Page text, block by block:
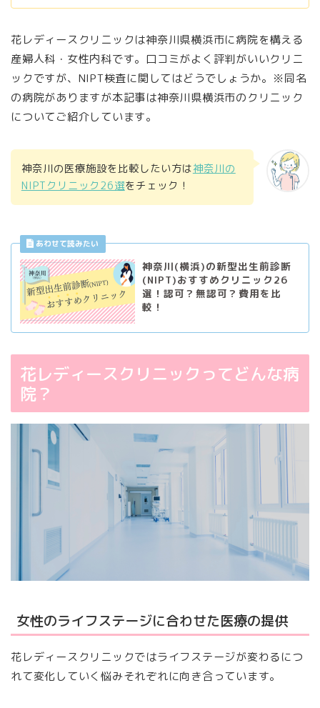
花レディースクリニックは神奈川県横浜市に病院を構える
産婦人科・女性内科です。口コミがよく評判がいいクリニ
ックですが、NIPT検査に関してはどうでしょうか。※同名
の病院がありますが本記事は神奈川県横浜市のクリニック
についてご紹介しています。
神奈川の医療施設を比較したい方は神奈川の
NIPTクリニック26選をチェック！
神奈川(横浜)の新型出生前診断
(NIPT)おすすめクリニック26
選！認可？無認可？費用を比
較！
花レディースクリニックってどんな病
院？
女性のライフステージに合わせた医療の提供
花レディースクリニックではライフステージが変わるにつ
れて変化していく悩みそれぞれに向き合っています。